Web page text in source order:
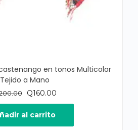
en tonos Multicolor
Tejido a Mano
El
precio
original
era:
Q160.00El
precio
es:
al carrito